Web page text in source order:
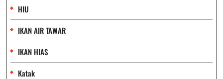
HIU
IKAN AIR TAWAR
IKAN HIAS
Katak